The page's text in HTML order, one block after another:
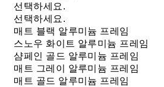
선택하세요.
선택하세요.
매트 블랙 알루미늄 프레임
스노우 화이트 알루미늄 프레임
샴페인 골드 알루미늄 프레임
매트 그레이 알루미늄 프레임
매트 골드 알루미늄 프레임